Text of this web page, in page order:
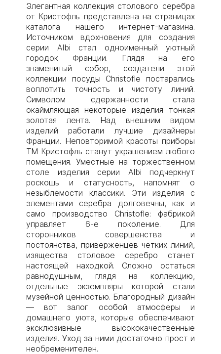
Элегантная коллекция столового серебра
от Кристофль представлена на страницах
каталога нашего интернет-магазина.
Источником вдохновения для создания
серии Albi стал одноименный уютный
городок Франции. Глядя на его
знаменитый собор, создатели этой
коллекции посуды Christofle постарались
воплотить точность и чистоту линий.
Символом сдержанности стала
окаймляющая некоторые изделия тонкая
золотая лента. Над внешним видом
изделий работали лучшие дизайнеры
Франции. Неповторимой красоты приборы
ТМ Кристофль станут украшением любого
помещения. Уместные на торжественном
столе изделия серии Albi подчеркнут
роскошь и статусность, напомнят о
незыблемости классики. Эти изделия с
элементами серебра долговечны, как и
само производство Christofle: фабрикой
управляет 6-е поколение. Для
сторонников совершенства и
постоянства, приверженцев четких линий,
изящества столовое серебро станет
настоящей находкой. Сложно остаться
равнодушным, глядя на коллекцию,
отдельные экземпляры которой стали
музейной ценностью. Благородный дизайн
— вот залог особой атмосферы и
домашнего уюта, которые обеспечивают
эксклюзивные высококачественные
изделия. Уход за ними достаточно прост и
необременителен.